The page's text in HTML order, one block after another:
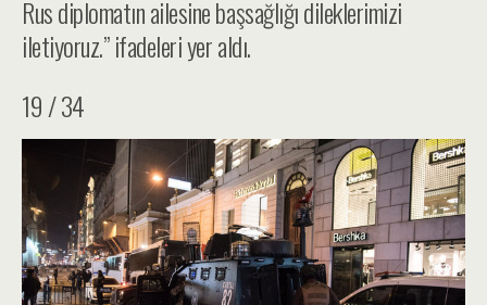
Rus diplomatın ailesine başsağlığı dileklerimizi
iletiyoruz.” ifadeleri yer aldı.
19 / 34